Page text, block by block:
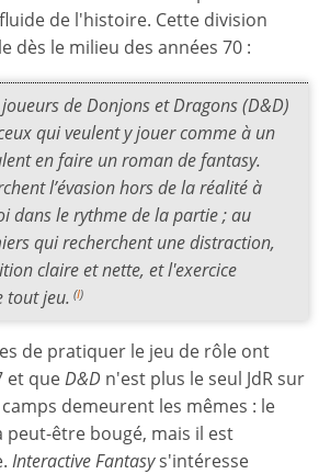
de l'histoire. Cette division
dès le milieu des années 70 :
deDonjons et Dragons(D&D)
qui veulent y jouer comme à un
en faire un roman de fantasy.
l’évasion hors de la réalitéà
dans le rythme de la partie ; au
qui recherchentune distraction,
claire et nette, et l'exercice
tout jeu. (I)
de pratiquer le jeu de rôle ont
et queD&D n'est plus le seul JdR sur
demeurent les mêmes : le
peut-être bougé, mais il est
Interactive Fantasys'intéresse